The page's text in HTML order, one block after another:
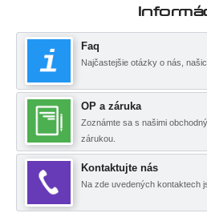
Faq
Najčastejšie otázky o nás,
OP a záruka
Zoznámte sa s našimi
zárukou.
Kontaktujte nás
Na zde uvedených kontaktech